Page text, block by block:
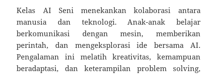
Kelas AI Seni menekankan kolaborasi antara
manusia dan teknologi. Anak-anak belajar
berkomunikasi dengan mesin, memberikan
perintah, dan mengeksplorasi ide bersama AI.
Pengalaman ini melatih kreativitas, kemampuan
beradaptasi, dan keterampilan problem solving,